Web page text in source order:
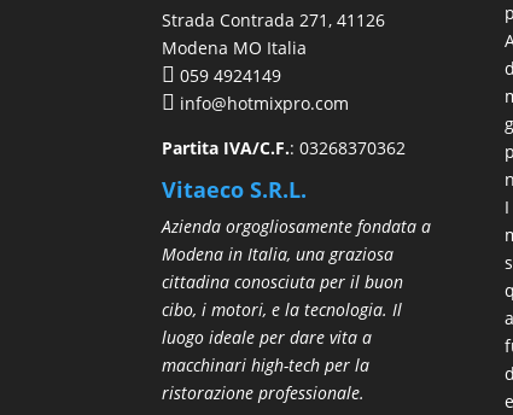
Strada Contrada 271, 41126
Modena MO Italia
059 4924149
info@hotmixpro.com
Partita IVA/C.F.: 03268370362
Vitaeco S.R.L.
Azienda orgogliosamente fondata a
Modena in Italia, una graziosa
cittadina conosciuta per il buon
cibo, i motori, e la tecnologia. Il
luogo ideale per dare vita a
macchinari high-tech per la
ristorazione professionale.